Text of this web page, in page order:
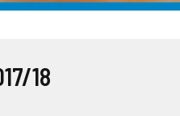
18